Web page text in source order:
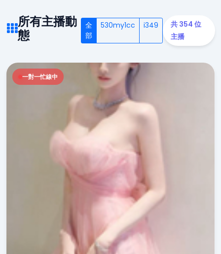
所有主播動
態
全
部
530my1cc i349
共 354 位
主播
一對一忙線中